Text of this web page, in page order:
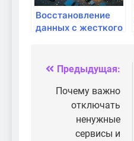
Восстановление
данных с жесткого
диска HDD
Навигация
по
записям
Предыдущая:
Почему важно
отключать
ненужные
сервисы и